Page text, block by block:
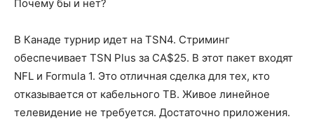
Почему бы и нет?
В Канаде турнир идет на TSN4. Стриминг
обеспечивает TSN Plus за CA$25. В этот пакет входят
NFL и Formula 1. Это отличная сделка для тех, кто
отказывается от кабельного ТВ. Живое линейное
телевидение не требуется. Достаточно приложения.